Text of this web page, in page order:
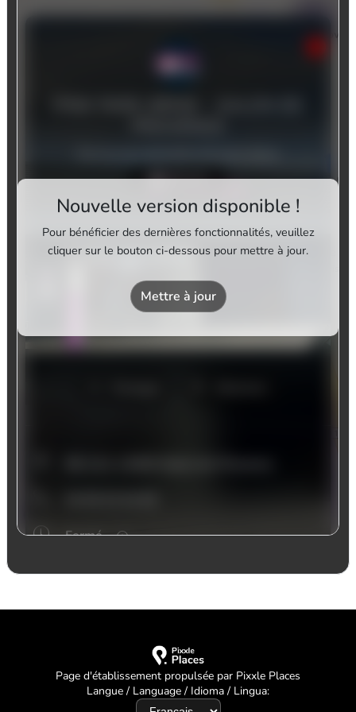
Page d'établissement propulsée par Pixxle Places
Langue / Language / Idioma / Lingua: